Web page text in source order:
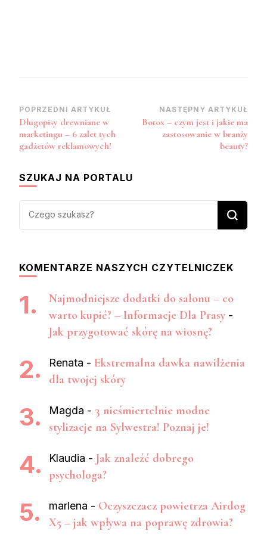
Zobacz
wpisy
POPRZEDNI ARTYKUŁ
Długopisy drewniane w
marketingu – 6 zalet tych
gadżetów reklamowych!
NASTĘPNY ARTYKUŁ
Botox – czym jest i jakie ma
zastosowanie w branży
beauty?
SZUKAJ NA PORTALU
Szukasz
czegoś?
KOMENTARZE NASZYCH CZYTELNICZEK
Najmodniejsze dodatki do salonu – co
warto kupić? – Informacje Dla Prasy -
Jak przygotować skórę na wiosnę?
Renata - Ekstremalna dawka nawilżenia
dla twojej skóry
Magda - 3 nieśmiertelnie modne
stylizacje na Sylwestra! Poznaj je!
Klaudia - Jak znaleźć dobrego
psychologa?
marlena - Oczyszczacz powietrza Airdog
X5 – jak wpływa na poprawę zdrowia?